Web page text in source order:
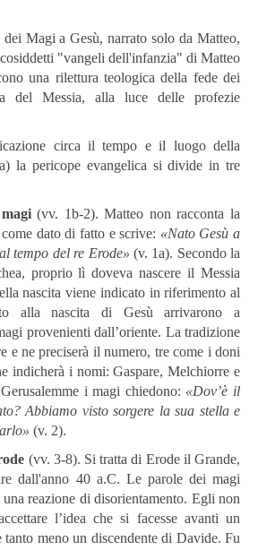
Magi a Gesù, narrato solo da Matteo,
"vangeli dell'infanzia" di Matteo
una rilettura teologica della fede dei
del Messia, alla luce delle profezie
circa il tempo e il luogo della
la pericope evangelica si divide in tre
(vv. 1b-2). Matteo non racconta la
dato di fatto e scrive: «Nato Gesù a
tempo del re Erode» (v. 1a). Secondo la
proprio lì doveva nascere il Messia
nascita viene indicato in riferimento al
alla nascita di Gesù arrivarono a
provenienti dall’oriente. La tradizione
e ne preciserà il numero, tre come i doni
indicherà i nomi: Gaspare, Melchiorre e
i magi chiedono: «Dov’è il
Abbiamo visto sorgere la sua stella e
(v. 2).
(vv. 3-8). Si tratta di Erode il Grande,
dall'anno 40 a.C. Le parole dei magi
reazione di disorientamento. Egli non
l’idea che si facesse avanti un
tanto meno un discendente di Davide. Fu